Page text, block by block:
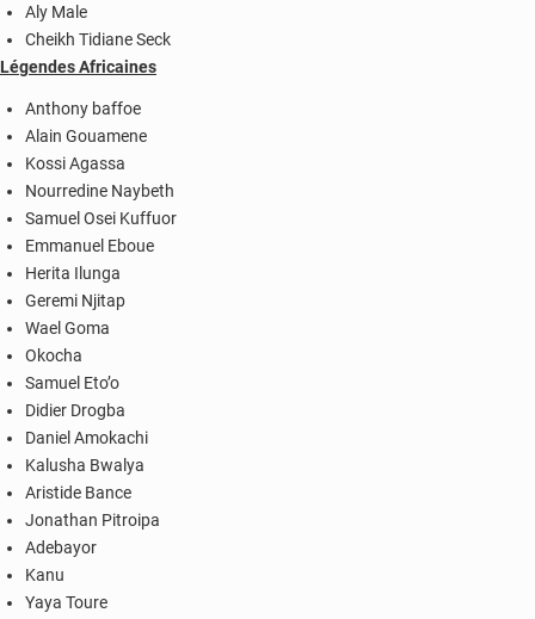
Aly Male
Cheikh Tidiane Seck
Légendes Africaines
Anthony baffoe
Alain Gouamene
Kossi Agassa
Nourredine Naybeth
Samuel Osei Kuffuor
Emmanuel Eboue
Herita Ilunga
Geremi Njitap
Wael Goma
Okocha
Samuel Eto’o
Didier Drogba
Daniel Amokachi
Kalusha Bwalya
Aristide Bance
Jonathan Pitroipa
Adebayor
Kanu
Yaya Toure